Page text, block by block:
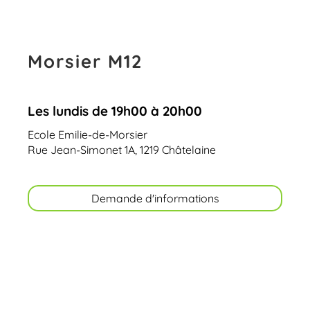
Morsier M12
Les lundis de 19h00 à 20h00
Ecole Emilie-de-Morsier
Rue Jean-Simonet 1A, 1219 Châtelaine
Demande d'informations